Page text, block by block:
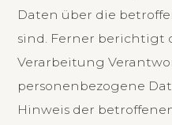
Daten über die
sind. Ferner berichtigt
Verarbeitung
personenbezogene
Hinweis der